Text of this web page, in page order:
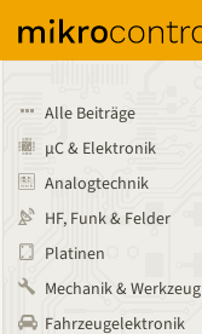
Alle Beiträge
µC & Elektronik
Analogtechnik
HF, Funk & Felder
Platinen
Mechanik & Werkzeug
Fahrzeugelektronik